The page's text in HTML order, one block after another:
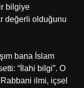
bilgiye
değerli olduğunu
bana İslam
“İlahi bilgi”. O
ilmi, içsel